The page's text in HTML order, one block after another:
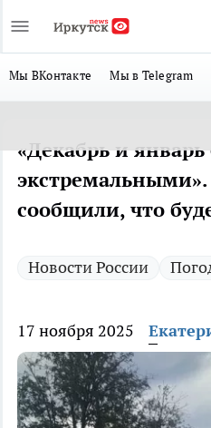
Мы ВКонтакте Мы в Telegram
«Декабрь и январь
сообщили, что
Новости России
17 ноября 2025